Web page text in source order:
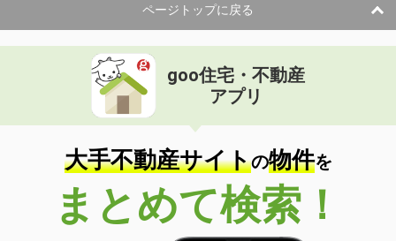
ページトップに戻る
goo住宅・不動産
アプリ
大手不動産サイトの物件を
まとめて検索！